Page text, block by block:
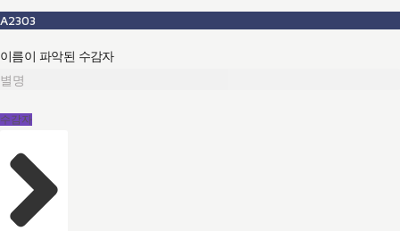
A2303
이름이 파악된 수감자
별명
수감자